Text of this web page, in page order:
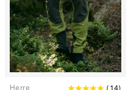
Herre ( 14)